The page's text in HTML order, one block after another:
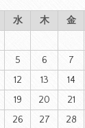
水 木 金
5 6 7
12 13 14
19 20 21
26 27 28